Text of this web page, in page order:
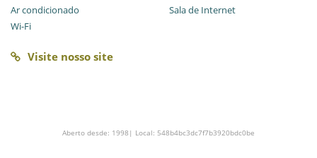
Ar condicionado
Sala de Internet
Wi-Fi
Visite nosso site
Aberto desde: 1998| Local: 548b4bc3dc7f7b3920bdc0be